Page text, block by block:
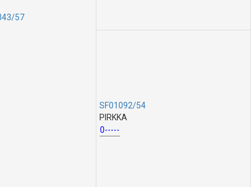
57
SF01092/54
PIRKKA
0-----